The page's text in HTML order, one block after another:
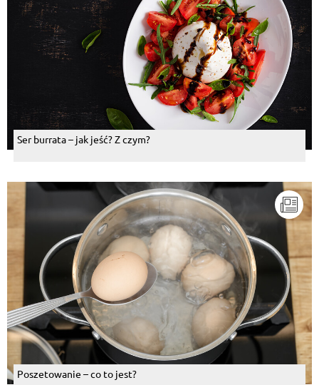
Ser burrata – jak jeść? Z czym?
Poszetowanie – co to jest?